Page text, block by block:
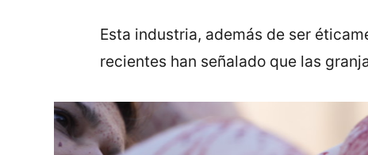
Esta industria, además de ser
recientes han señalado que las